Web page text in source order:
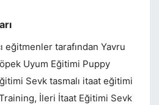
eğitmenler tarafından Yavru
Uyum Eğitimi Puppy
Sevk tasmalı itaat eğitimi
İleri İtaat Eğitimi Sevk